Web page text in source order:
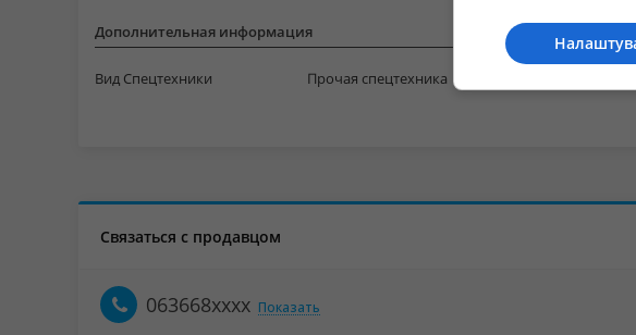
Дополнительная информация
Вид Спецтехники Прочая спецтехника
Связаться с продавцом
063668xxxx Показать